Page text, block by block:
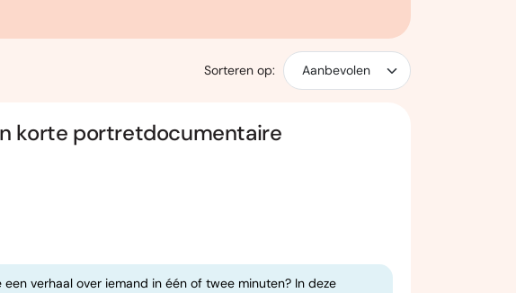
Sorteren op:
korte portretdocumentaire
een verhaal over iemand in één of twee minuten? In deze